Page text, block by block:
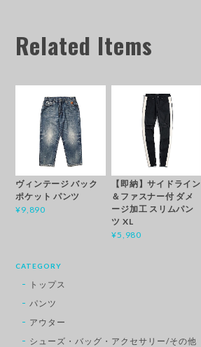
Related Items
ヴィンテージ バック
ポケット パンツ
¥9,890
【即納】サイドライン
＆ファスナー付 ダメ
ージ加工 スリムパン
ツ XL
¥5,980
CATEGORY
トップス
パンツ
アウター
シューズ・バッグ・アクセサリー/その他